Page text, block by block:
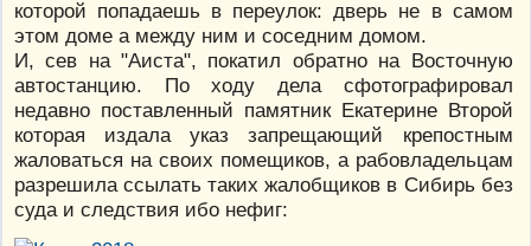
которой попадаешь в переулок: дверь не в самом
этом доме а между ним и соседним домом.
И, сев на "Аиста", покатил обратно на Восточную
автостанцию. По ходу дела сфотографировал
недавно поставленный памятник Екатерине Второй
которая издала указ запрещающий крепостным
жаловаться на своих помещиков, а рабовладельцам
разрешила ссылать таких жалобщиков в Сибирь без
суда и следствия ибо нефиг: